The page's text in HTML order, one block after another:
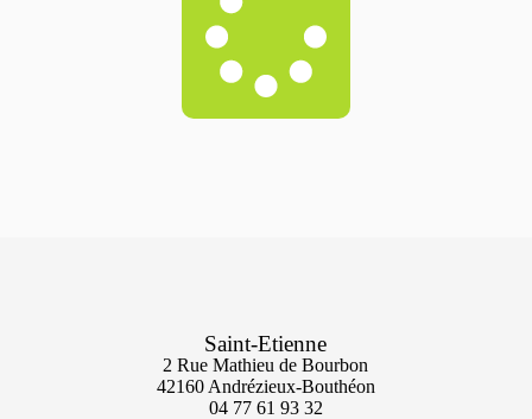
Saint-Etienne
2 Rue Mathieu de Bourbon
42160 Andrézieux-Bouthéon
04 77 61 93 32